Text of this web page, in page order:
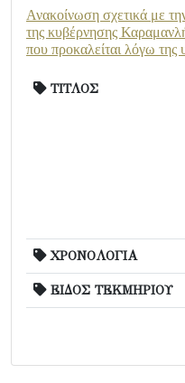
Ανακοίνωση σχετικά με
της κυβέρνησης
που προκαλείται λόγω
ΤΙΤΛΟΣ
ΧΡΟΝΟΛΟΓΙΑ
ΕΙΔΟΣ ΤΕΚΜΗΡΙΟΥ